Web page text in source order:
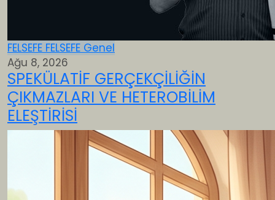
FELSEFE FELSEFE Genel
Ağu 8, 2026
SPEKÜLATİF GERÇEKÇİLİĞİN
ÇIKMAZLARI VE HETEROBİLİM
ELEŞTİRİSİ